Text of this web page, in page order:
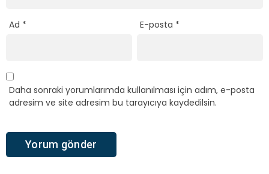
Ad * E-posta *
Daha sonraki yorumlarımda kullanılması için adım, e-posta
adresim ve site adresim bu tarayıcıya kaydedilsin.